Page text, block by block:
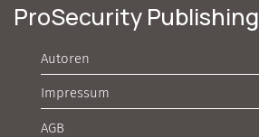
ProSecurity Publishing
Autoren
Impressum
AGB